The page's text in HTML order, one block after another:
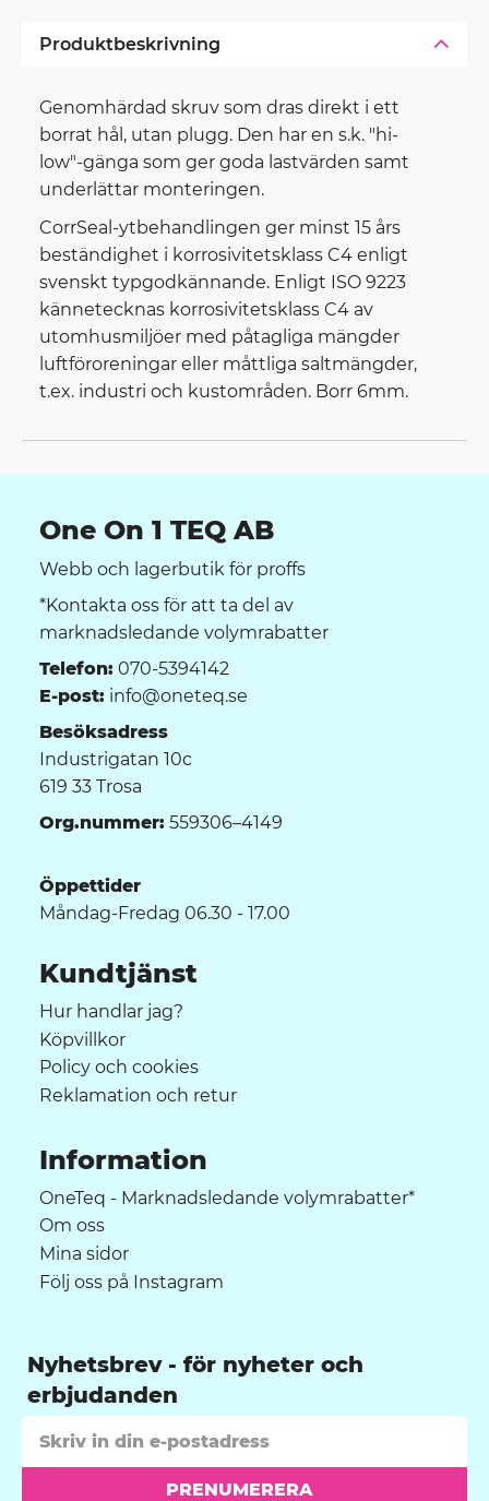
Produktbeskrivning
Genomhärdad skruv som dras direkt i ett
borrat hål, utan plugg. Den har en s.k. "hi-
low"-gänga som ger goda lastvärden samt
underlättar monteringen.
CorrSeal-ytbehandlingen ger minst 15 års
beständighet i korrosivitetsklass C4 enligt
svenskt typgodkännande. Enligt ISO 9223
kännetecknas korrosivitetsklass C4 av
utomhusmiljöer med påtagliga mängder
luftföroreningar eller måttliga saltmängder,
t.ex. industri och kustområden. Borr 6mm.
One On 1 TEQ AB
Webb och lagerbutik för proffs
*Kontakta oss för att ta del av
marknadsledande volymrabatter
Telefon: 070-5394142
E-post: info@oneteq.se
Besöksadress
Industrigatan 10c
619 33 Trosa
Org.nummer: 559306–4149
Öppettider
Måndag-Fredag 06.30 - 17.00
Kundtjänst
Hur handlar jag?
Köpvillkor
Policy och cookies
Reklamation och retur
Information
OneTeq - Marknadsledande volymrabatter*
Om oss
Mina sidor
Följ oss på Instagram
Nyhetsbrev
PRENUMERERA